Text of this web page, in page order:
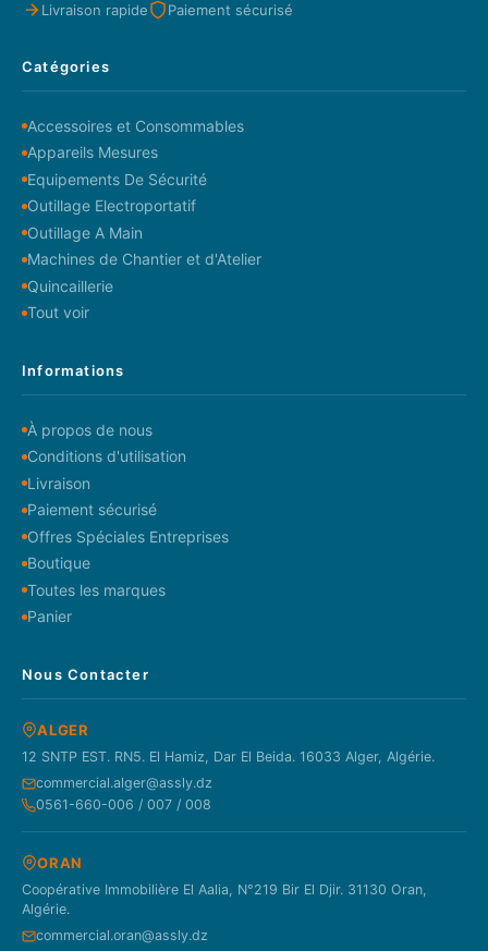
Livraison rapide Paiement sécurisé
Catégories
Accessoires et Consommables
Appareils Mesures
Equipements De Sécurité
Outillage Electroportatif
Outillage A Main
Machines de Chantier et d'Atelier
Quincaillerie
Tout voir
Informations
À propos de nous
Conditions d'utilisation
Livraison
Paiement sécurisé
Offres Spéciales Entreprises
Boutique
Toutes les marques
Panier
Nous Contacter
ALGER
12 SNTP EST. RN5. El Hamiz, Dar El Beida. 16033 Alger, Algérie.
commercial.alger@assly.dz
0561-660-006 / 007 / 008
ORAN
Coopérative Immobilière El Aalia, N°219 Bir El Djir. 31130 Oran,
Algérie.
commercial.oran@assly.dz